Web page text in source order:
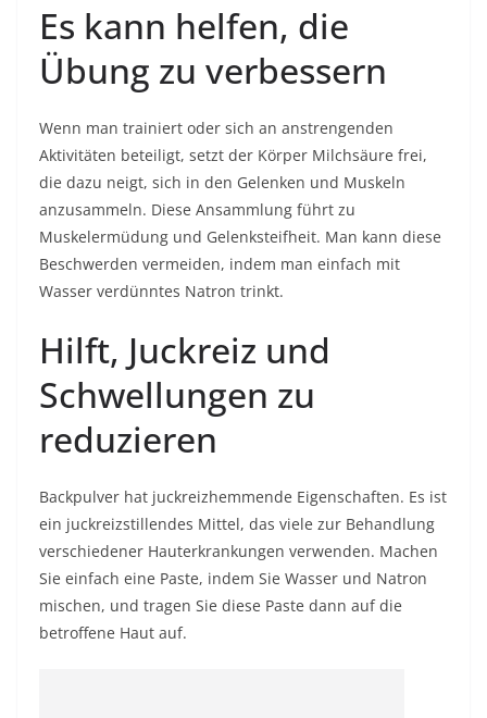
Es kann helfen, die
Übung zu verbessern
Wenn man trainiert oder sich an anstrengenden
Aktivitäten beteiligt, setzt der Körper Milchsäure frei,
die dazu neigt, sich in den Gelenken und Muskeln
anzusammeln. Diese Ansammlung führt zu
Muskelermüdung und Gelenksteifheit. Man kann diese
Beschwerden vermeiden, indem man einfach mit
Wasser verdünntes Natron trinkt.
Hilft, Juckreiz und
Schwellungen zu
reduzieren
Backpulver hat juckreizhemmende Eigenschaften. Es ist
ein juckreizstillendes Mittel, das viele zur Behandlung
verschiedener Hauterkrankungen verwenden. Machen
Sie einfach eine Paste, indem Sie Wasser und Natron
mischen, und tragen Sie diese Paste dann auf die
betroffene Haut auf.